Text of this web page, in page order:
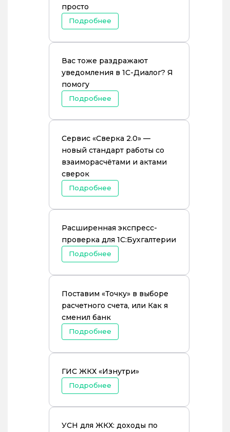
просто
Подробнее
Вас тоже раздражают
уведомления в 1С-Диалог? Я
помогу
Подробнее
Сервис «Сверка 2.0» —
новый стандарт работы со
взаиморасчётами и актами
сверок
Подробнее
Расширенная экспресс-
проверка для 1С:Бухгалтерии
Подробнее
Поставим «Точку» в выборе
расчетного счета, или Как я
сменил банк
Подробнее
ГИС ЖКХ «Изнутри»
Подробнее
УСН для ЖКХ: доходы по